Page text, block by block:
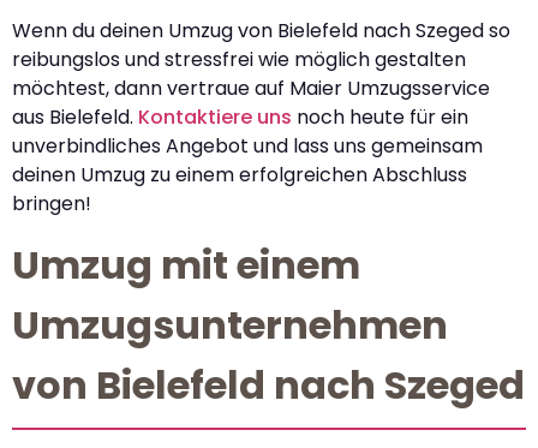
Wenn du deinen Umzug von Bielefeld nach Szeged so
reibungslos und stressfrei wie möglich gestalten
möchtest, dann vertraue auf Maier Umzugsservice
aus Bielefeld. Kontaktiere uns noch heute für ein
unverbindliches Angebot und lass uns gemeinsam
deinen Umzug zu einem erfolgreichen Abschluss
bringen!
Umzug mit einem
Umzugsunternehmen
von Bielefeld nach Szeged